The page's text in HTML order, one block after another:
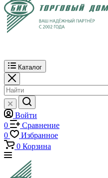
Каталог
Войти
0
Сравнение
0
Избранное
0 Корзина